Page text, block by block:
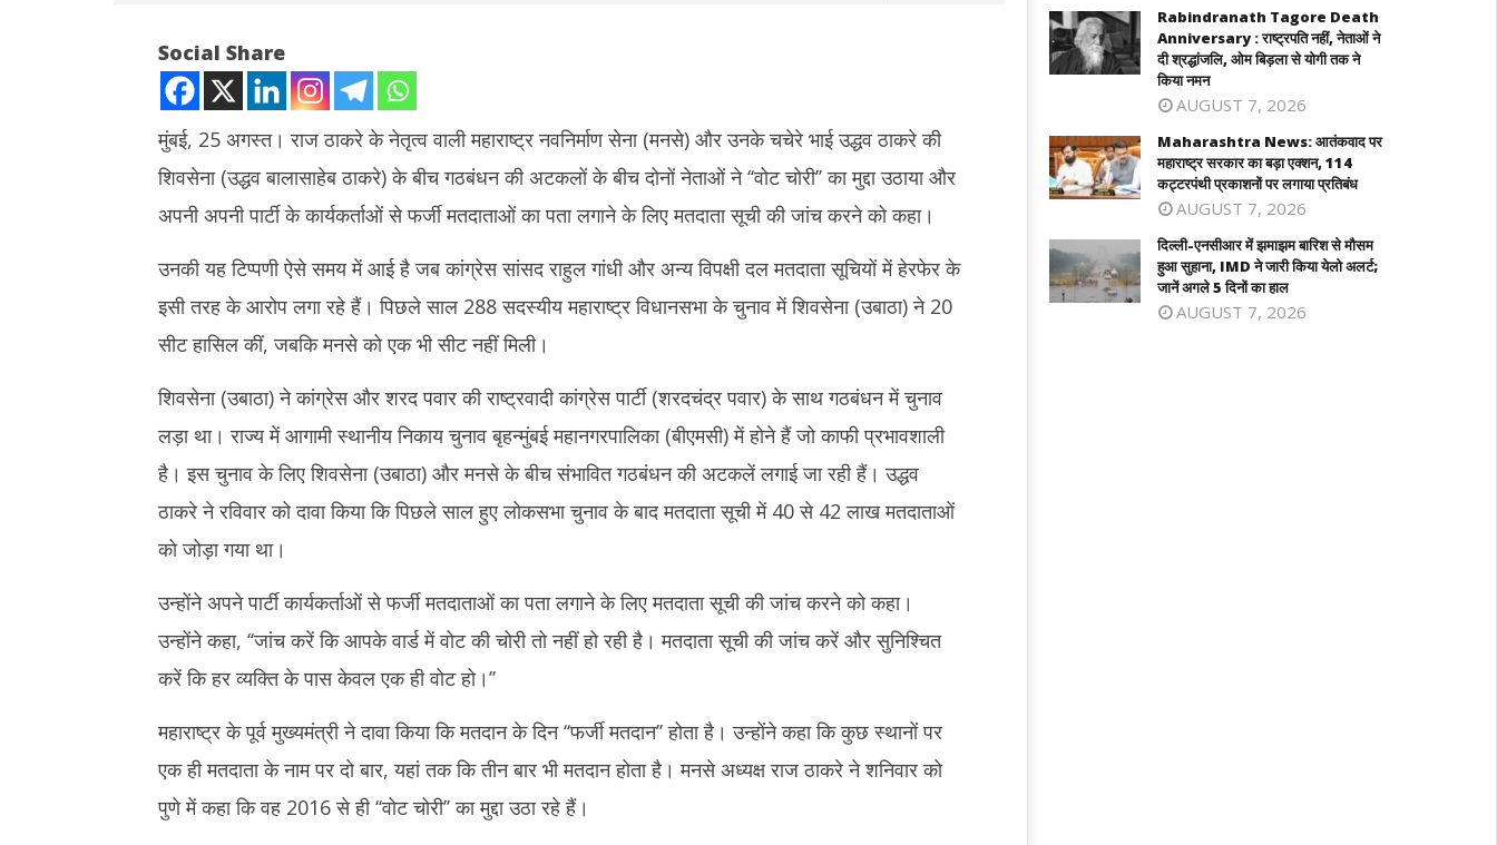
NOW VIEWING
मुद्दा, पार्टी कार्यकर्ताओं को दी सतर्क रहने की
August
25,
समापन, सेंसेक्स 456 अंक टूटा, निफ्टी 65 अंक
August
25,
स्तब्धकारी जीत, रक्षिता ने तन्वी को बाहर किया,
सेमीफाइनल में आमने-सामने
August
बांग्लादेश ने बिजली व गैस संकट के बीच भारत से
अधिक डीजल सप्लाई की अपील की
Rabindranath Tagore Death
Anniversary : राष्ट्रपति नहीं, नेताओं ने दी
श्रद्धांजलि, ओम बिड़ला से योगी तक ने किया
August
Social Share
मुंबई, 25 अगस्त। राज ठाकरे के नेतृत्व वाली महाराष्ट्र नवनिर्माण सेना (मनसे) और उनके चचेरे भाई उद्धव ठाकरे की
शिवसेना (उद्धव बालासाहेब ठाकरे) के बीच गठबंधन की अटकलों के बीच दोनों नेताओं ने ‘‘वोट चोरी’’ का मुद्दा उठाया और
अपनी अपनी पार्टी के कार्यकर्ताओं से फर्जी मतदाताओं का पता लगाने के लिए मतदाता सूची की जांच करने को कहा।
उनकी यह टिप्पणी ऐसे समय में आई है जब कांग्रेस सांसद राहुल गांधी और अन्य विपक्षी दल मतदाता सूचियों में हेरफेर के
इसी तरह के आरोप लगा रहे हैं। पिछले साल 288 सदस्यीय महाराष्ट्र विधानसभा के चुनाव में शिवसेना (उबाठा) ने 20
सीट हासिल कीं, जबकि मनसे को एक भी सीट नहीं मिली।
शिवसेना (उबाठा) ने कांग्रेस और शरद पवार की राष्ट्रवादी कांग्रेस पार्टी (शरदचंद्र पवार) के साथ गठबंधन में चुनाव
लड़ा था। राज्य में आगामी स्थानीय निकाय चुनाव बृहन्मुंबई महानगरपालिका (बीएमसी) में होने हैं जो काफी प्रभावशाली
है। इस चुनाव के लिए शिवसेना (उबाठा) और मनसे के बीच संभावित गठबंधन की अटकलें लगाई जा रही हैं। उद्धव
ठाकरे ने रविवार को दावा किया कि पिछले साल हुए लोकसभा चुनाव के बाद मतदाता सूची में 40 से 42 लाख मतदाताओं
को जोड़ा गया था।
उन्होंने अपने पार्टी कार्यकर्ताओं से फर्जी मतदाताओं का पता लगाने के लिए मतदाता सूची की जांच करने को कहा।
उन्होंने कहा, ‘‘जांच करें कि आपके वार्ड में वोट की चोरी तो नहीं हो रही है। मतदाता सूची की जांच करें और सुनिश्चित
करें कि हर व्यक्ति के पास केवल एक ही वोट हो।’’
महाराष्ट्र के पूर्व मुख्यमंत्री ने दावा किया कि मतदान के दिन ‘‘फर्जी मतदान’’ होता है। उन्होंने कहा कि कुछ स्थानों पर
एक ही मतदाता के नाम पर दो बार, यहां तक ​​कि तीन बार भी मतदान होता है। मनसे अध्यक्ष राज ठाकरे ने शनिवार को
पुणे में कहा कि वह 2016 से ही ‘‘वोट चोरी’’ का मुद्दा उठा रहे हैं।
Rabindranath Tagore Death
Anniversary : राष्ट्रपति नहीं, नेताओं ने
दी श्रद्धांजलि, ओम बिड़ला से योगी तक ने
किया नमन
AUGUST 7, 2026
Maharashtra News: आतंकवाद पर
महाराष्ट्र सरकार का बड़ा एक्शन, 114
कट्टरपंथी प्रकाशनों पर लगाया प्रतिबंध
AUGUST 7, 2026
दिल्ली-एनसीआर में झमाझम बारिश से मौसम
हुआ सुहाना, IMD ने जारी किया येलो अलर्ट;
जानें अगले 5 दिनों का हाल
AUGUST 7, 2026